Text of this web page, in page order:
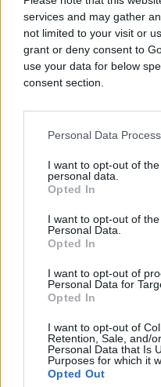
services and may gather
not limited to your visit or
grant or deny consent to
use your data for below
consent section.
Personal Data
I want to opt-out of
personal data.
Opted In
I want to opt-out of
Personal Data.
Opted In
I want to opt-out of
Personal Data for
Opted In
I want to opt-out of
Retention, Sale, and/
Personal Data that Is
Purposes for which it
Opted Out
bio je da stvori sliku
svi ljudi ovoga svijeta
mjesecima nakon
opada, možemo reći
umjetnosti premašilo
#Rio